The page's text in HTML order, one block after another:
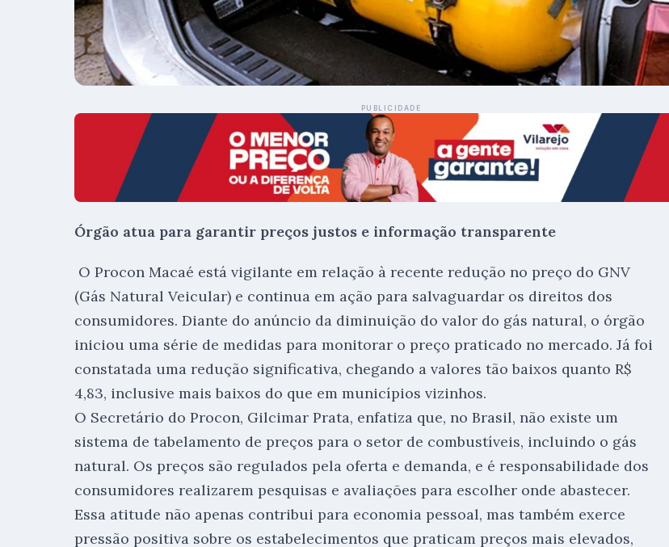
PUBLICIDADE
Órgão atua para garantir preços justos e informação transparente
O Procon Macaé está vigilante em relação à recente redução no preço do GNV
(Gás Natural Veicular) e continua em ação para salvaguardar os direitos dos
consumidores. Diante do anúncio da diminuição do valor do gás natural, o órgão
iniciou uma série de medidas para monitorar o preço praticado no mercado. Já foi
constatada uma redução significativa, chegando a valores tão baixos quanto R$
4,83, inclusive mais baixos do que em municípios vizinhos.
O Secretário do Procon, Gilcimar Prata, enfatiza que, no Brasil, não existe um
sistema de tabelamento de preços para o setor de combustíveis, incluindo o gás
natural. Os preços são regulados pela oferta e demanda, e é responsabilidade dos
consumidores realizarem pesquisas e avaliações para escolher onde abastecer.
Essa atitude não apenas contribui para economia pessoal, mas também exerce
pressão positiva sobre os estabelecimentos que praticam preços mais elevados,